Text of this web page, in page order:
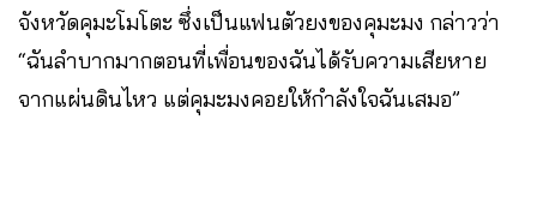
จังหวัดคุมะโมโตะ ซึ่งเป็นแฟนตัวยงของคุมะมง กล่าวว่า
“ฉันลำบากมากตอนที่เพื่อนของฉันได้รับความเสียหาย
จากแผ่นดินไหว แต่คุมะมงคอยให้กำลังใจฉันเสมอ”